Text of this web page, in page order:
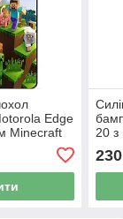
Edge
Minecraft
20
230